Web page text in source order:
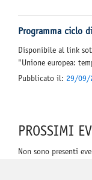
Programma ciclo
Disponibile al link
"Unione europea:
Pubblicato il: 29/09/
PROSSIMI
Non sono presenti